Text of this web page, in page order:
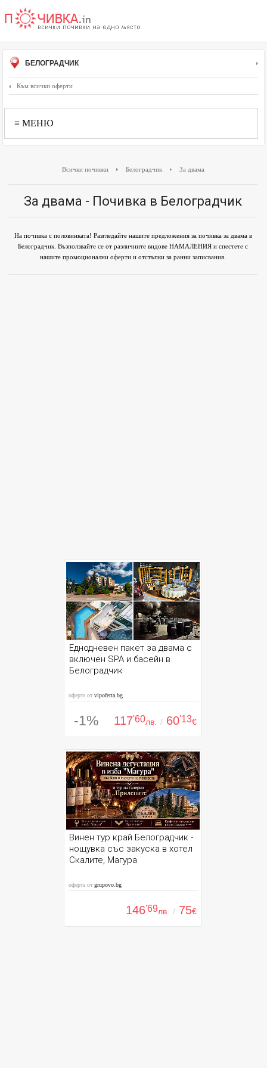
БЕЛОГРАДЧИК
Към всички оферти
≡ МЕНЮ
Всички почивки Белоградчик За двама
За двама - Почивка в Белоградчик
На почивка с половинката! Разгледайте нашите предложения за почивка за двама в
Белоградчик. Възползвайте се от различните видове НАМАЛЕНИЯ и спестете с
нашите промоционални оферти и отстъпки за ранни записвания.
Еднодневен пакет за двама с
включен SPA и басейн в
Белоградчик
оферта отvipoferta.bg
-1% 117'60лв. / 60'13€
Винен тур край Белоградчик -
нощувка със закуска в хотел
Скалите, Магура
оферта отgrupovo.bg
146'69лв. / 75€